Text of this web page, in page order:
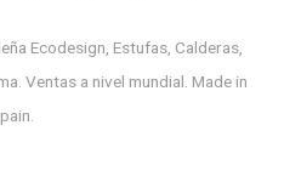
Ecodesign, Estufas, Calderas,
Ventas a nivel mundial. Made in